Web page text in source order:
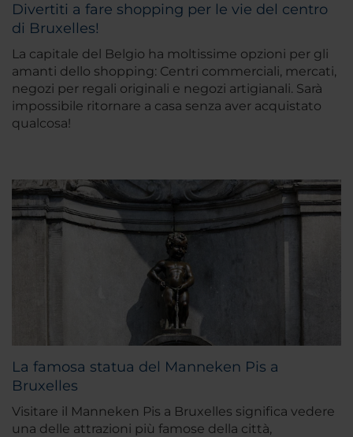
Divertiti a fare shopping per le vie del centro
di Bruxelles!
La capitale del Belgio ha moltissime opzioni per gli
amanti dello shopping: Centri commerciali, mercati,
negozi per regali originali e negozi artigianali. Sarà
impossibile ritornare a casa senza aver acquistato
qualcosa!
La famosa statua del Manneken Pis a
Bruxelles
Visitare il Manneken Pis a Bruxelles significa vedere
una delle attrazioni più famose della città,